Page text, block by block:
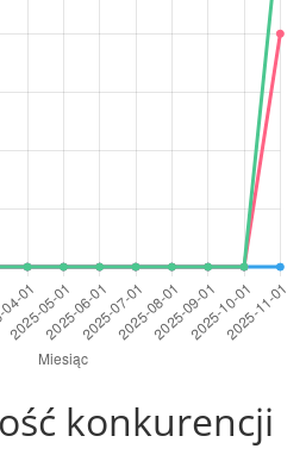
konkurencji